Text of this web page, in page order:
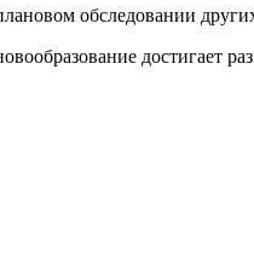
обследовании
достигает